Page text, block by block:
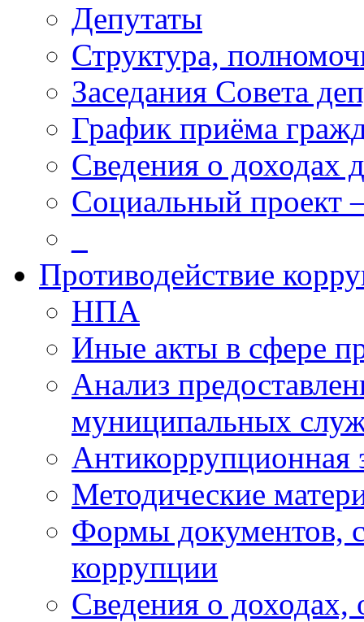
Депутаты
Структура,
Заседания Совета
График приёма
Сведения о доходах
Социальный проект
Противодействие
НПА
Иные акты в сфере
Анализ
муниципальных
Антикоррупционная
Методические
Формы документов,
коррупции
Сведения о доходах,